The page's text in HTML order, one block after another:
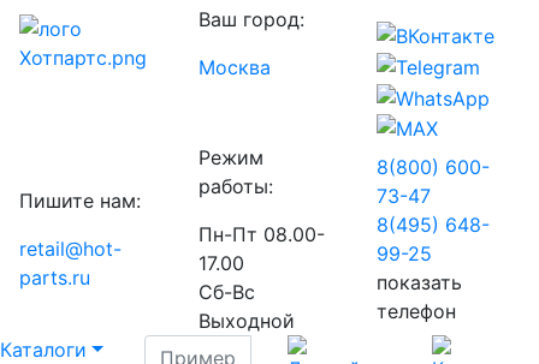
Ваш город:
Москва
Пишите нам:
retail@hot-
parts.ru
Режим
работы:
Пн-Пт 08.00-
17.00
Сб-Вс
Выходной
8(800) 600-
73-47
8(495) 648-
99-25
показать
телефон
Каталоги